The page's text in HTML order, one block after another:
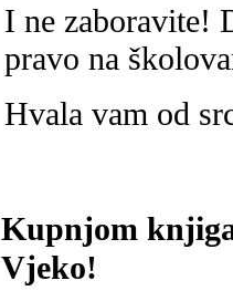
I ne zaboravite!
pravo na
Hvala vam od
Kupnjom
Vjeko!